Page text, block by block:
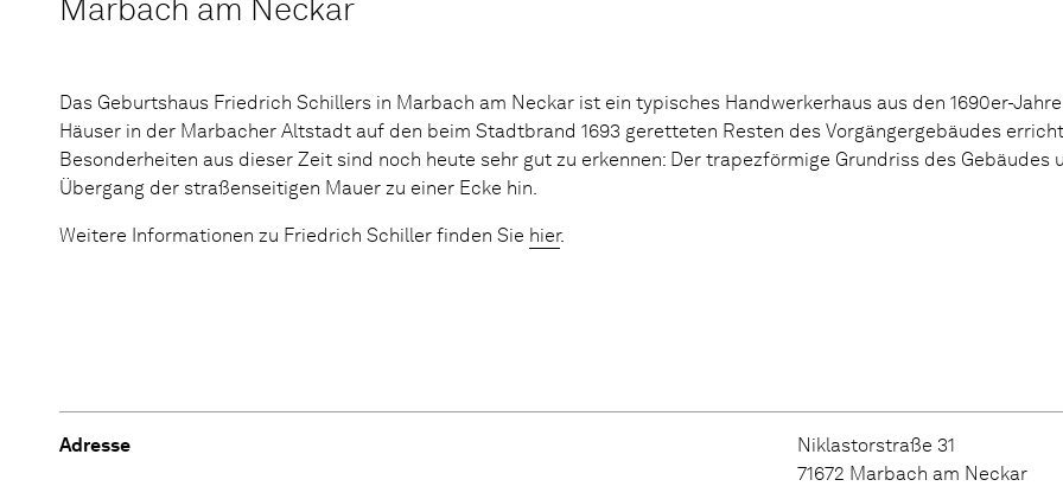
Marbach am Neckar
Das Geburtshaus Friedrich Schillers in Marbach am Neckar ist ein typisches Handwerkerhaus aus den 1690er-
Häuser in der Marbacher Altstadt auf den beim Stadtbrand 1693 geretteten Resten des Vorgängergebäudes
Besonderheiten aus dieser Zeit sind noch heute sehr gut zu erkennen: Der trapezförmige Grundriss des Gebäudes
Übergang der straßenseitigen Mauer zu einer Ecke hin.
Weitere Informationen zu Friedrich Schiller finden Sie hier.
Adresse
Niklastorstraße 31
71672 Marbach am Neckar